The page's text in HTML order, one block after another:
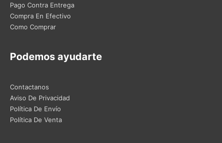
Pago Contra Entrega
Compra En Efectivo
Como Comprar
Podemos ayudarte
Contactanos
Aviso De Privacidad
Política De Envío
Política De Venta